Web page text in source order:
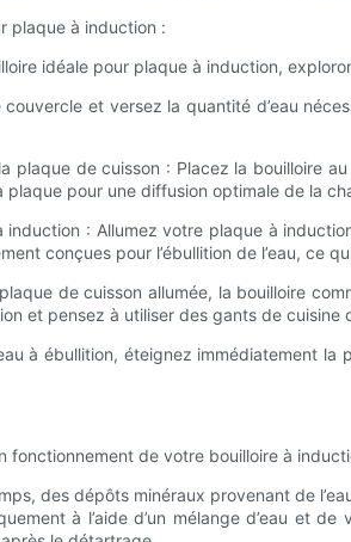
plaque à induction :
idéale pour plaque à induction,
et versez la quantité d’eau
plaque de cuisson : Placez la bouilloire
pour une diffusion optimale de la
: Allumez votre plaque à
conçues pour l’ébullition de l’eau, ce
de cuisson allumée, la bouilloire
et pensez à utiliser des gants de
à ébullition, éteignez immédiatement
fonctionnement de votre bouilloire à
des dépôts minéraux provenant de
à l’aide d’un mélange d’eau et